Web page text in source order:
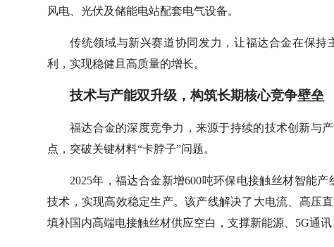
风电、光伏及储能电站配套电气设备。
传统领域与新兴赛道协同发力，让福达合金在保
利，实现稳健且高质量的增长。
技术与产能双升级，构筑长期核心竞争壁垒
福达合金的深度竞争力，来源于持续的技术创新与
点，突破关键材料“卡脖子”问题。
2025年，福达合金新增600吨环保电接触丝材智能
技术，实现高效稳定生产。该产线解决了大电流、高压
填补国内高端电接触丝材供应空白，支撑新能源、5G通讯